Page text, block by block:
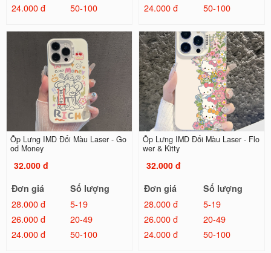
24.000 đ
50-100
24.000 đ
50-100
Ốp Lưng IMD Đổi Màu Laser - Go
od Money
32.000 đ
Đơn giá
Số lượng
28.000 đ
5-19
26.000 đ
20-49
24.000 đ
50-100
Ốp Lưng IMD Đổi Màu Laser - Flo
wer & Kitty
32.000 đ
Đơn giá
Số lượng
28.000 đ
5-19
26.000 đ
20-49
24.000 đ
50-100